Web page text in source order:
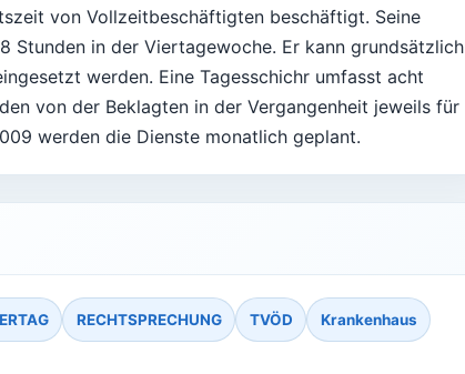
von Vollzeitbeschäftigten beschäftigt. Seine
Stunden in der Viertagewoche. Er kann grundsätzlich
werden. Eine Tagesschichr umfasst acht
von der Beklagten in der Vergangenheit jeweils für
werden die Dienste monatlich geplant.
RECHTSPRECHUNG TVÖD Krankenhaus